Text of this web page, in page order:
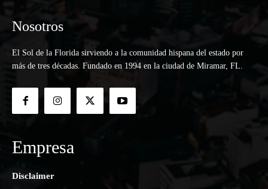
Nosotros
El Sol de la Florida sirviendo a la comunidad hispana del estado por
más de tres décadas. Fundado en 1994 en la ciudad de Miramar, FL.
Empresa
Disclaimer